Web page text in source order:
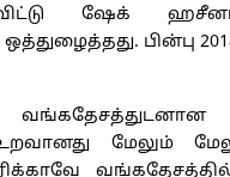
விட்டு ஷேக்
பின்பு
மேலும்